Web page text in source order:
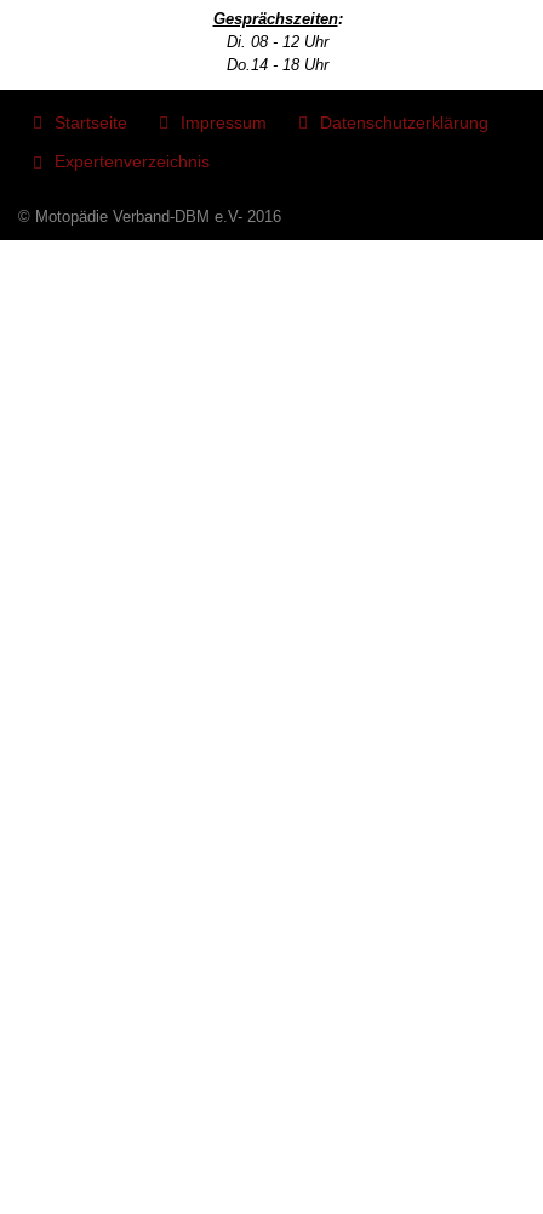
Gesprächszeiten:
Di. 08 - 12 Uhr
Do.14 - 18 Uhr
Startseite Impressum Datenschutzerklärung
Expertenverzeichnis
© Motopädie Verband-DBM e.V- 2016